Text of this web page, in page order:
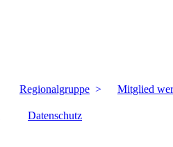
Regionalgruppe Mitglied
Datenschutz